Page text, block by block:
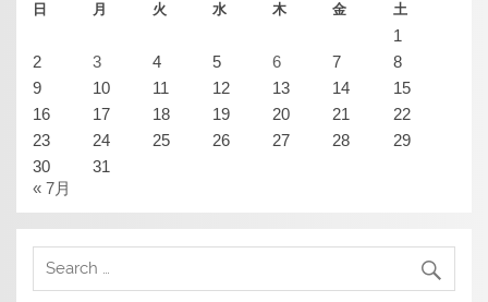
日 月 火 水 木 金 土
1
2
3 4 5 6 7
8
9
10 11 12 13 14
15
16
17 18 19 20 21
22
23
24 25 26 27 28
29
30
31
« 7月